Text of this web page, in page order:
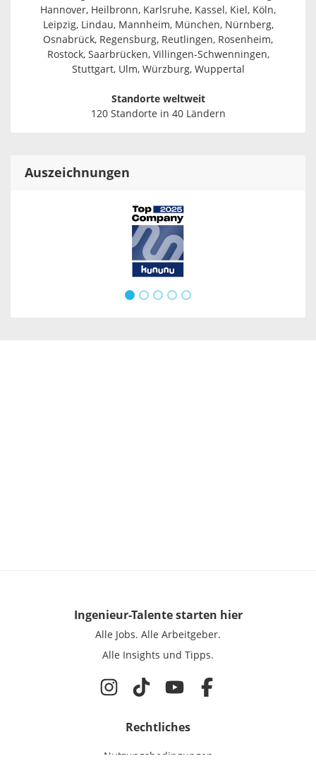
Hannover, Heilbronn, Karlsruhe, Kassel, Kiel, Köln,
Leipzig, Lindau, Mannheim, München, Nürnberg,
Osnabrück, Regensburg, Reutlingen, Rosenheim,
Rostock, Saarbrücken, Villingen-Schwenningen,
Stuttgart, Ulm, Würzburg, Wuppertal
Standorte weltweit
120 Standorte in 40 Ländern
Auszeichnungen
Ingenieur-Talentestarten hier
Alle Jobs. Alle Arbeitgeber.
Alle Insights und Tipps.
Rechtliches
Nutzungsbedingungen